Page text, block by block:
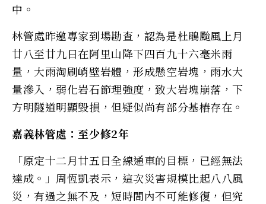
中。
林管處昨邀專家到場勘查，認為是杜鵑颱風上月
廿八至廿九日在阿里山降下四百九十六毫米雨
量，大雨淘刷峭壁岩體，形成懸空岩塊，雨水大
量滲入，弱化岩石節理強度，致大岩塊崩落，下
方明隧道明顯毀損，但疑似尚有部分基樁存在。
嘉義林管處：至少修2年
「原定十二月廿五日全線通車的目標，已經無法
達成。」周恆凱表示，這次災害規模比起八八風
災，有過之無不及，短時間內不可能修復，但究